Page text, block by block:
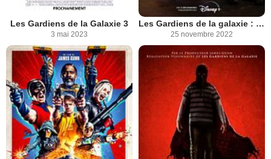
Les Gardiens de la Galaxie 3
3 mai 2023
Les Gardiens de la galaxie : Joyeuses fêtes
25 novembre 2022